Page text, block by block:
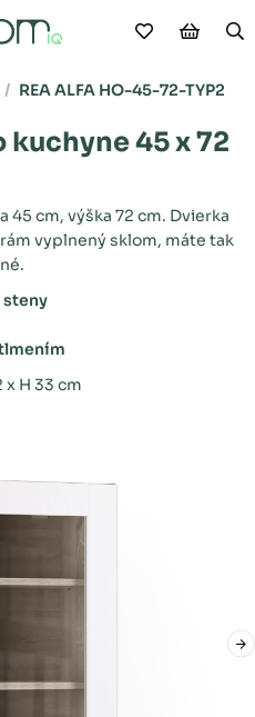
Moje
REA ALFA HO-45-72-TYP2
kuchyne 45 x 72
45 cm, výška 72 cm. Dvierka
vyplnený sklom, máte tak
steny
x H 33 cm